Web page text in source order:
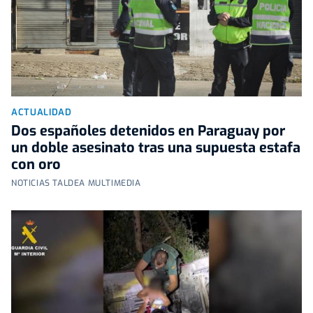
ACTUALIDAD
Dos españoles detenidos en Paraguay por
un doble asesinato tras una supuesta estafa
con oro
NOTICIAS TALDEA MULTIMEDIA